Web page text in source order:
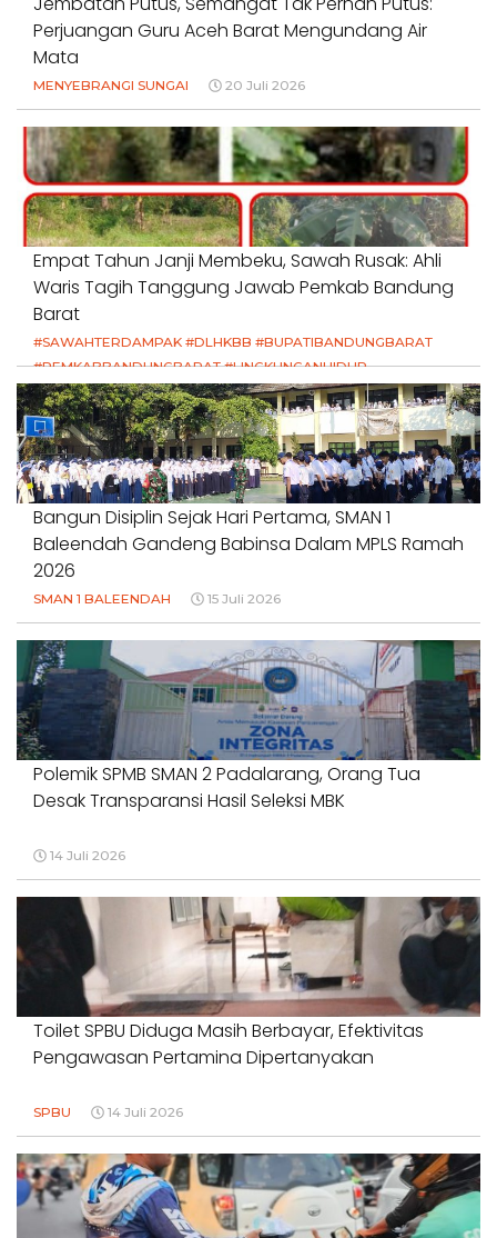
Perjuangan Guru Aceh Barat Mengundang Air
Mata
MENYEBRANGI SUNGAI 20 Juli 2026
Empat Tahun Janji Membeku, Sawah Rusak: Ahli
Waris Tagih Tanggung Jawab Pemkab Bandung
Barat
#SAWAHTERDAMPAK #DLHKBB #BUPATIBANDUNGBARAT
#PEMKABBANDUNGBARAT #LINGKUNGANHIDUP
#HAKPETANI #KEADILANUNTUKPETANI
#NORMALISASISALURAN #IRIGASIRUSAK
#DUGAANPENCEMARAN #AKUNTABILITASPEMERINTAH
18 Juli 2026
Bangun Disiplin Sejak Hari Pertama, SMAN 1
Baleendah Gandeng Babinsa Dalam MPLS Ramah
2026
SMAN 1 BALEENDAH 15 Juli 2026
Polemik SPMB SMAN 2 Padalarang, Orang Tua
Desak Transparansi Hasil Seleksi MBK
14 Juli 2026
Toilet SPBU Diduga Masih Berbayar, Efektivitas
Pengawasan Pertamina Dipertanyakan
SPBU 14 Juli 2026